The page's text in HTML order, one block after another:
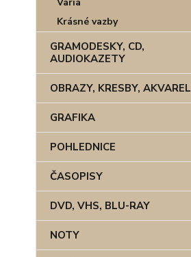
Krásné vazby
GRAMODESKY, CD,
AUDIOKAZETY
OBRAZY, KRESBY, AKVAREL
GRAFIKA
POHLEDNICE
ČASOPISY
DVD, VHS, BLU-RAY
NOTY